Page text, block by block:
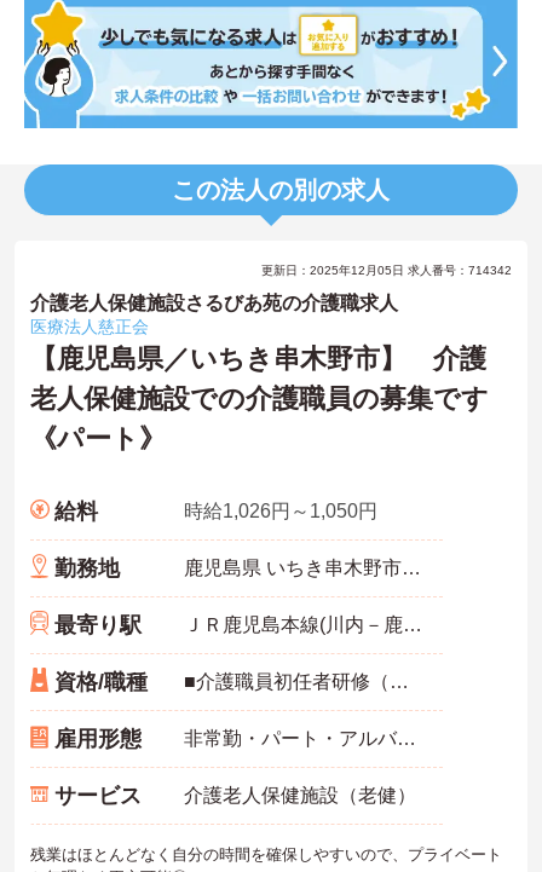
この法人の別の求人
更新日：2025年12月05日 求人番号：714342
介護老人保健施設さるびあ苑の介護職求人
医療法人慈正会
【鹿児島県／いちき串木野市】 介護
老人保健施設での介護職員の募集です
《パート》
給料 時給1,026円～1,050円
勤務地 鹿児島県 いちき串木野市 春日町63
最寄り駅 ＪＲ鹿児島本線(川内－鹿児島中央)「串木野駅」徒歩8分
資格/職種 ■介護職員初任者研修（ヘルパー2級）以上
雇用形態 非常勤・パート・アルバイト
サービス 介護老人保健施設（老健）
残業はほとんどなく自分の時間を確保しやすいので、プライベート